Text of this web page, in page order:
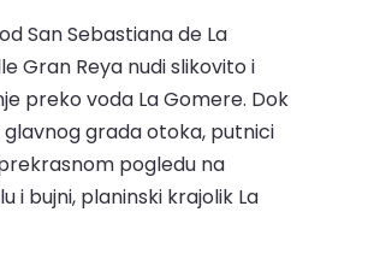
San Sebastiana de La
Gran Reya nudi slikovito i
preko voda La Gomere. Dok
grada otoka, putnici
pogledu na
i bujni, planinski krajolik La